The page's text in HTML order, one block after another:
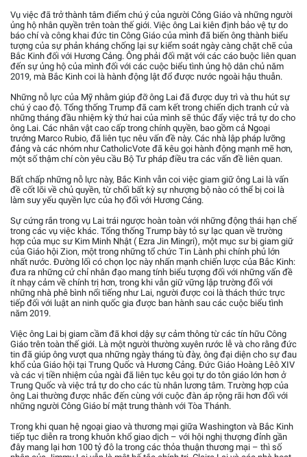
Vụ việc đã trở thành tâm điểm chú ý của người Công Giáo và những người
ủng hộ nhân quyền trên toàn thế giới. Việc ông Lai kiên định bảo vệ tự do
báo chí và công khai đức tin Công Giáo của mình đã biến ông thành biểu
tượng của sự phản kháng chống lại sự kiểm soát ngày càng chặt chẽ của
Bắc Kinh đối với Hương Cảng. Ông phải đối mặt với các cáo buộc liên quan
đến sự ủng hộ của mình đối với các cuộc biểu tình ủng hộ dân chủ năm
2019, mà Bắc Kinh coi là hành động lật đổ được nước ngoài hậu thuẫn.
Những nỗ lực của Mỹ nhằm giúp đỡ ông Lai đã được duy trì và thu hút sự
chú ý cao độ. Tổng thống Trump đã cam kết trong chiến dịch tranh cử và
những tháng đầu nhiệm kỳ thứ hai của mình sẽ thúc đẩy việc trả tự do cho
ông Lai. Các nhân vật cao cấp trong chính quyền, bao gồm cả Ngoại
trưởng Marco Rubio, đã liên tục nêu vấn đề này. Các nhà lập pháp lưỡng
đảng và các nhóm như CatholicVote đã kêu gọi hành động mạnh mẽ hơn,
một số thậm chí còn yêu cầu Bộ Tư pháp điều tra các vấn đề liên quan.
Bất chấp những nỗ lực này, Bắc Kinh vẫn coi việc giam giữ ông Lai là vấn
đề cốt lõi về chủ quyền, từ chối bất kỳ sự nhượng bộ nào có thể bị coi là
làm suy yếu quyền lực của họ đối với Hương Cảng.
Sự cứng rắn trong vụ Lai trái ngược hoàn toàn với những động thái hạn chế
trong các vụ việc khác. Tổng thống Trump bày tỏ sự lạc quan về trường
hợp của mục sư Kim Minh Nhật ( Ezra Jin Mingri), một mục sư bị giam giữ
của Giáo hội Zion, một trong những tổ chức Tin Lành phi chính phủ lớn
nhất nước. Đường lối có chọn lọc này nhấn mạnh chiến lược của Bắc Kinh:
đưa ra những cử chỉ nhân đạo mang tính biểu tượng đối với những vấn đề
ít nhạy cảm về chính trị hơn, trong khi vẫn giữ vững lập trường đối với
những nhà phê bình nổi tiếng như Lai, người được coi là thách thức trực
tiếp đối với luật an ninh quốc gia được ban hành sau các cuộc biểu tình
năm 2019.
Việc ông Lai bị giam cầm đã khơi dậy sự cảm thông từ các tín hữu Công
Giáo trên toàn thế giới. Là một người thường xuyên rước lễ và cho rằng đức
tin đã giúp ông vượt qua những ngày tháng tù đày, ông đại diện cho sự đau
khổ của Giáo hội tại Trung Quốc và Hương Cảng. Đức Giáo Hoàng Lêô XIV
và các vị tiền nhiệm của ngài đã liên tục kêu gọi tự do tôn giáo lớn hơn ở
Trung Quốc và việc trả tự do cho các tù nhân lương tâm. Trường hợp của
ông Lai thường được nhắc đến cùng với cuộc đàn áp rộng rãi hơn đối với
những người Công Giáo bí mật trung thành với Tòa Thánh.
Trong khi quan hệ ngoại giao và thương mại giữa Washington và Bắc Kinh
tiếp tục diễn ra trong khuôn khổ giao dịch – với hội nghị thượng đỉnh gần
đây mang lại hơn 100 tỷ đô la trong các thỏa thuận thương mại – thì số